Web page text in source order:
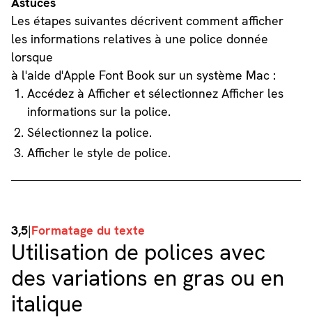
Les étapes suivantes décrivent comment afficher
les informations relatives à une police donnée
lorsque
à l'aide d'Apple Font Book sur un système Mac :
Accédez à Afficher et sélectionnez Afficher les
informations sur la police.
Sélectionnez la police.
Afficher le style de police.
3,5|Formatage du texte
Utilisation de polices avec
des variations en gras ou en
italique